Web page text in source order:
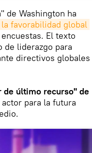
de Washington ha
la favorabilidad global
El texto
de liderazgo para
directivos globales
de último recurso" de
para la futura